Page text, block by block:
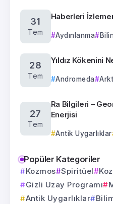
31
Tem
Haberleri
Aydınlanma
28
Tem
Yıldız Kökenini
Andromeda
27
Tem
Ra Bilgileri –
Enerjisi
Antik Uygarlıklar
Popüler Kategoriler
Kozmos Spiritüel
Gizli Uzay Programı
Antik Uygarlıklar